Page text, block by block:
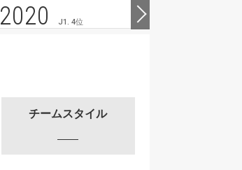
2020 J1. 4位
チームスタイル